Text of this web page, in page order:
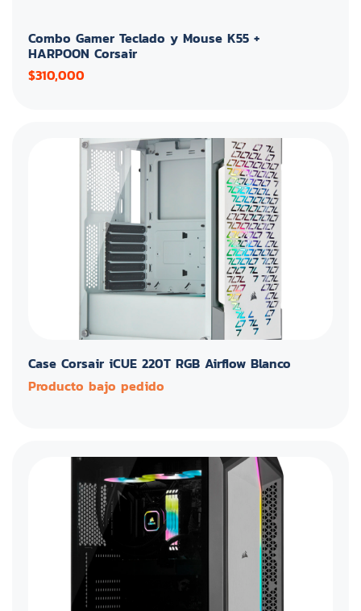
Combo Gamer Teclado y Mouse K55 +
HARPOON Corsair
$310,000
Case Corsair iCUE 220T RGB Airflow Blanco
Producto bajo pedido